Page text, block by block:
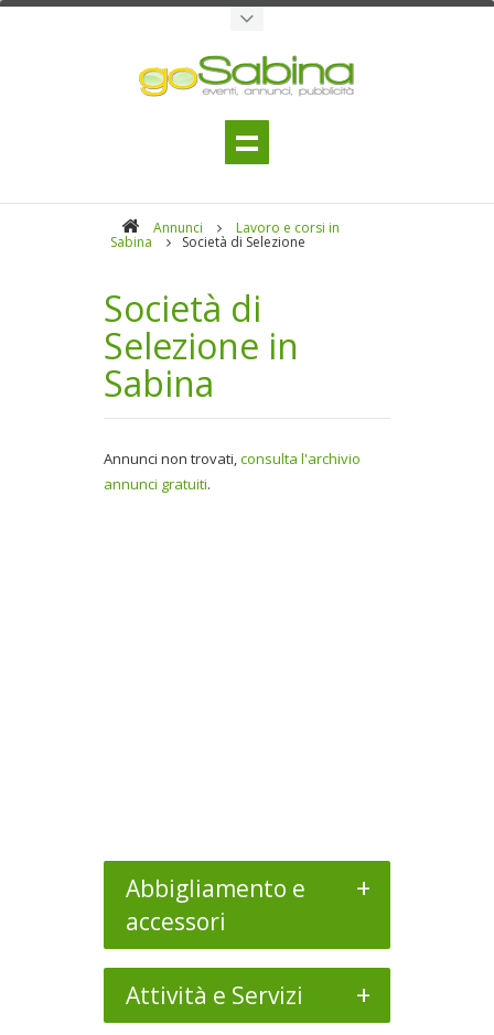
Annunci Lavoro e corsi in
Sabina Società di Selezione
Società di
Selezione in
Sabina
Annunci non trovati,consulta l'archivio
annunci gratuiti.
Abbigliamento e
accessori
+
Attività e Servizi +